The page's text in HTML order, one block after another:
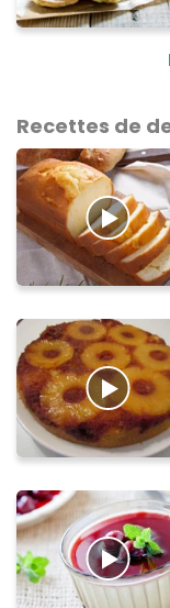
Recettes de